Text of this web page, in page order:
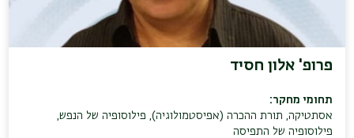
פרופ' אלון חסיד
תחומי מחקר:
אסתטיקה תורת ההכרה (אפיסטמולוגיה) פילוסופיה של הנפש
פילוסופיה של התפיסה